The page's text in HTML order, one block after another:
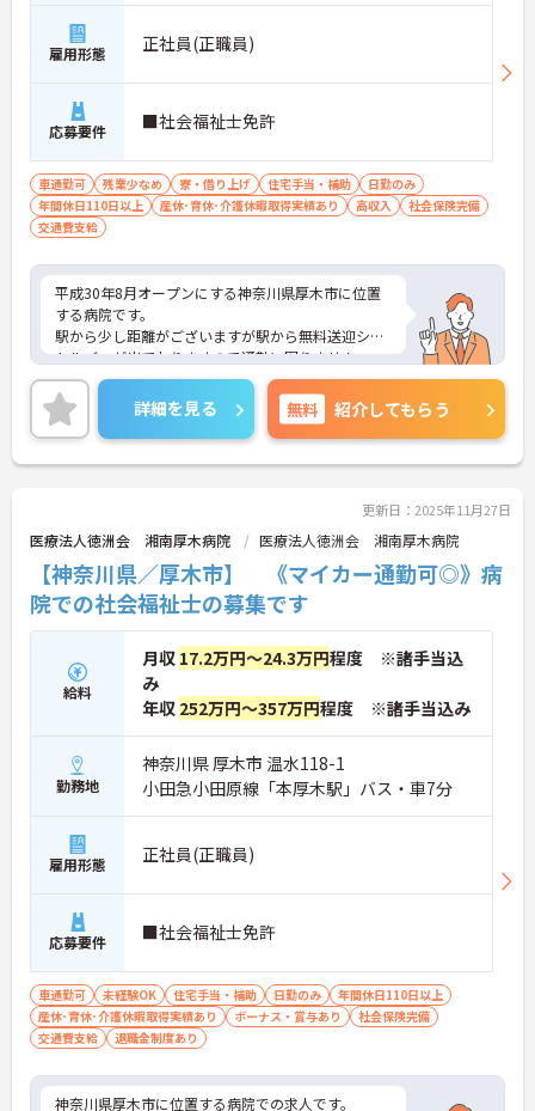
雇用形態 正社員(正職員)
応募要件 ■社会福祉士免許
車通勤可 残業少なめ 寮・借り上げ 住宅手当・補助
日勤のみ
年間休日110日以上
産休･育休･介護休暇取得実績あり 高収入
社会保険完備
交通費支給
平成30年8月オープンにする神奈川県厚木市に位置
する病院です。
駅から少し距離がございますが駅から無料送迎シャ
トルバスが出ておりますので通勤に困りません。
ご興味のある方はお気軽にお問い合わせ下さい。
詳細を見る 無料 紹介してもらう
更新日：2025年11月27日
医療法人徳洲会 湘南厚木病院 医療法人徳洲会 湘南厚木病院
【神奈川県／厚木市】 《マイカー通勤可◎》病
院での社会福祉士の募集です
給料
月収 17.2万円～24.3万円程度 ※諸手当込
み
年収 252万円～357万円程度 ※諸手当込み
勤務地
神奈川県 厚木市 温水118-1
小田急小田原線「本厚木駅」バス・車7分
雇用形態 正社員(正職員)
応募要件 ■社会福祉士免許
車通勤可 未経験OK 住宅手当・補助 日勤のみ
年間休日110日以上
産休･育休･介護休暇取得実績あり
ボーナス・賞与あり
社会保険完備
交通費支給
退職金制度あり
神奈川県厚木市に位置する病院での求人です。